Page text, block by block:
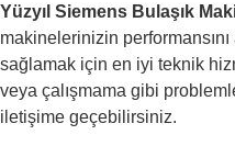
Yüzyıl Siemens Bulaşık
makinelerinizin
sağlamak için en iyi teknik
veya çalışmama gibi
iletişime geçebilirsiniz.